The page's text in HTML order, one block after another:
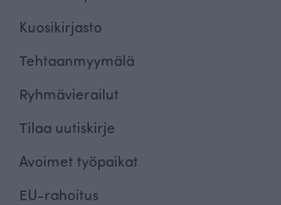
Kuosikirjasto
Tehtaanmyymälä
Ryhmävierailut
Tilaa uutiskirje
Avoimet työpaikat
EU-rahoitus